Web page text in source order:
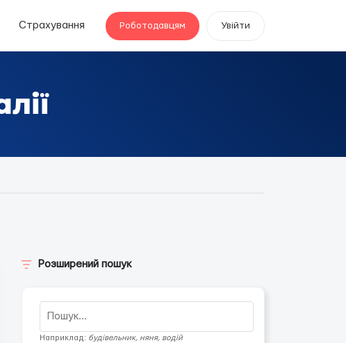
Страхування Роботодавцям Увійти
Розширений пошук
Наприклад: будівельник, няня, водій